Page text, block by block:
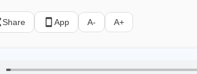
Share App A- A+